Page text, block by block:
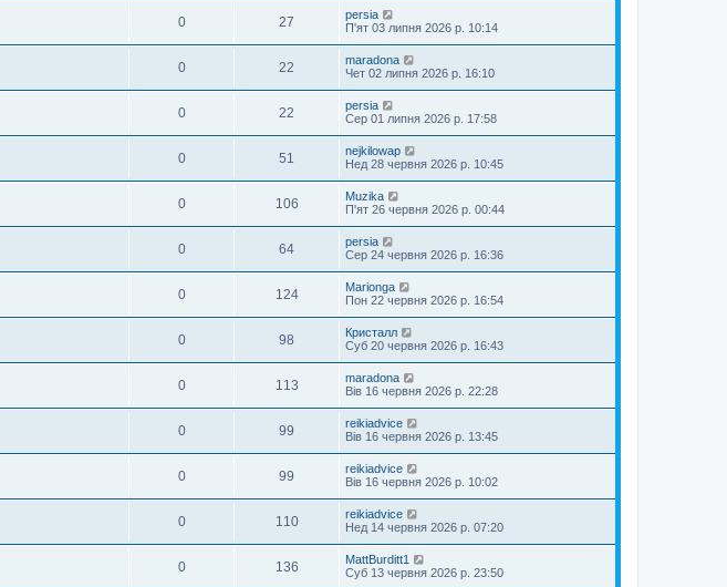
0 27
persia
П'ят 03 липня 2026 р. 10:14
0 22
maradona
Чет 02 липня 2026 р. 16:10
0 22
persia
Сер 01 липня 2026 р. 17:58
0 51
nejkilowap
Нед 28 червня 2026 р. 10:45
0 106
Muzika
П'ят 26 червня 2026 р. 00:44
0 64
persia
Сер 24 червня 2026 р. 16:36
0 124
Marionga
Пон 22 червня 2026 р. 16:54
0 98
Кристалл
Суб 20 червня 2026 р. 16:43
0 113
maradona
Вів 16 червня 2026 р. 22:28
0 99
reikiadvice
Вів 16 червня 2026 р. 13:45
0 99
reikiadvice
Вів 16 червня 2026 р. 10:02
0 110
reikiadvice
Нед 14 червня 2026 р. 07:20
0 136
MattBurditt1
Суб 13 червня 2026 р. 23:50